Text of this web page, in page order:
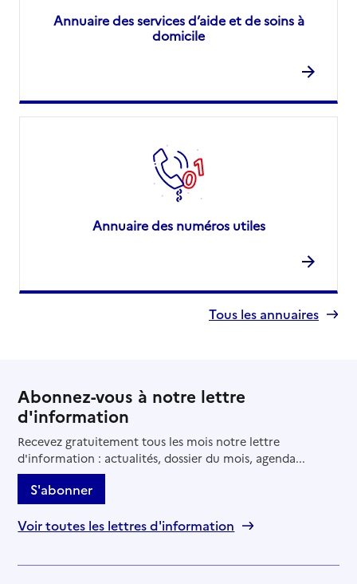
Annuaire des services d’aide et de soins à
domicile
Annuaire des numéros utiles
Tous les annuaires
Abonnez-vous à notre lettre
d'information
Recevez gratuitement tous les mois notre lettre
d'information : actualités, dossier du mois, agenda...
S'abonner
Voir toutes les lettres d'information